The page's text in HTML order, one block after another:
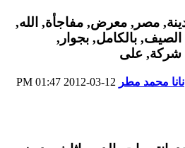
نانا محمد مطر
01:47 PM